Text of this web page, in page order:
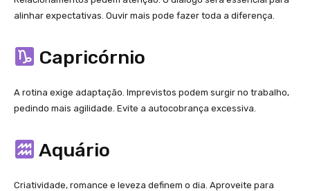
alinhar expectativas. Ouvir mais pode fazer toda a diferença.
Capricórnio
A rotina exige adaptação. Imprevistos podem surgir no trabalho,
pedindo mais agilidade. Evite a autocobrança excessiva.
Aquário
Criatividade, romance e leveza definem o dia. Aproveite para